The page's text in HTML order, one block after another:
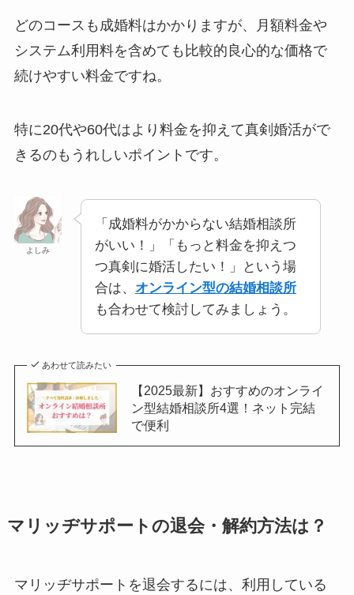
どのコースも成婚料はかかりますが、月額料金や
システム利用料を含めても比較的良心的な価格で
続けやすい料金ですね。
特に20代や60代はより料金を抑えて真剣婚活がで
きるのもうれしいポイントです。
よしみ
「成婚料がかからない結婚相談所
がいい！」「もっと料金を抑えつ
つ真剣に婚活したい！」という場
合は、 オンライン型の結婚相談所
も合わせて検討してみましょう。
あわせて読みたい
【2025最新】おすすめのオンライ
ン型結婚相談所4選！ネット完結
で便利
マリッヂサポートの退会・解約方法は？
マリッヂサポートを退会するには、利用している